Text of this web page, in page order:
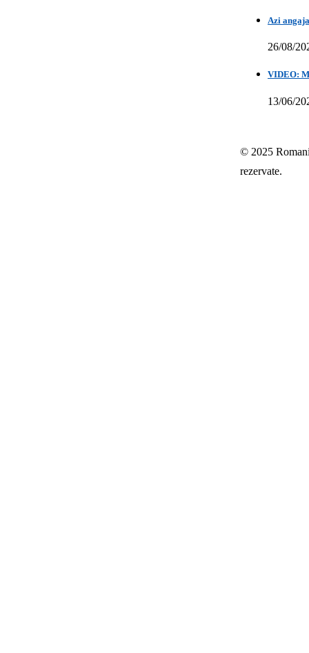
Azi
26/08/
VIDEO:
13/06/
© 2025
rezervate.